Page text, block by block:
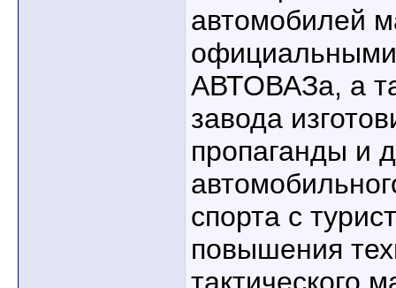
автомобилей
АВТОВАЗа, а
завода
пропаганды и
спорта с
повышения